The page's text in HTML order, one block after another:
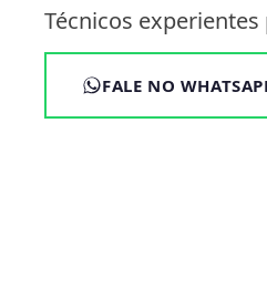
Técnicos
FALE NO